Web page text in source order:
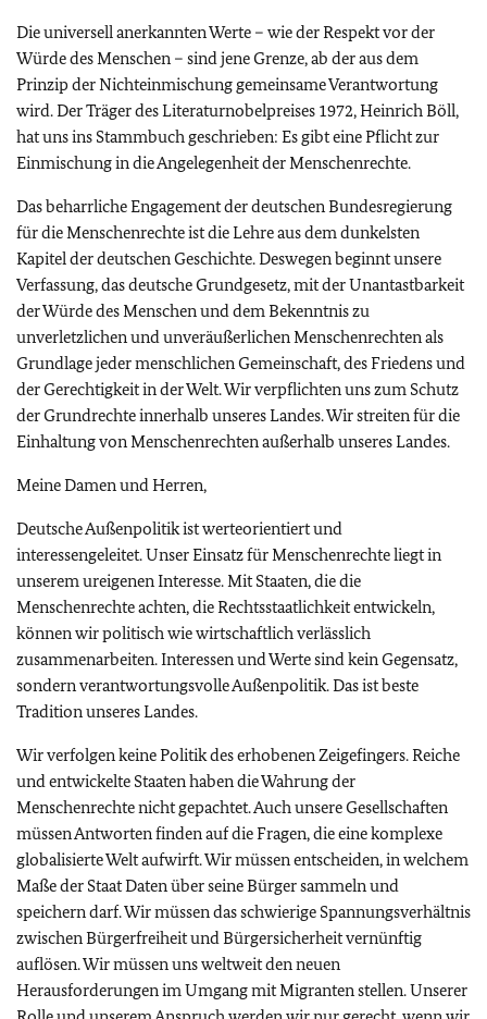
Die universell anerkannten Werte – wie der Respekt vor der
Würde des Menschen – sind jene Grenze, ab der aus dem
Prinzip der Nichteinmischung gemeinsame Verantwortung
wird. Der Träger des Literaturnobelpreises 1972, Heinrich Böll,
hat uns ins Stammbuch geschrieben: Es gibt eine Pflicht zur
Einmischung in die Angelegenheit der Menschenrechte.
Das beharrliche Engagement der deutschen Bundesregierung
für die Menschenrechte ist die Lehre aus dem dunkelsten
Kapitel der deutschen Geschichte. Deswegen beginnt unsere
Verfassung, das deutsche Grundgesetz, mit der Unantastbarkeit
der Würde des Menschen und dem Bekenntnis zu
unverletzlichen und unveräußerlichen Menschenrechten als
Grundlage jeder menschlichen Gemeinschaft, des Friedens und
der Gerechtigkeit in der Welt. Wir verpflichten uns zum Schutz
der Grundrechte innerhalb unseres Landes. Wir streiten für die
Einhaltung von Menschenrechten außerhalb unseres Landes.
Meine Damen und Herren,
Deutsche Außenpolitik ist werteorientiert und
interessengeleitet. Unser Einsatz für Menschenrechte liegt in
unserem ureigenen Interesse. Mit Staaten, die die
Menschenrechte achten, die Rechtsstaatlichkeit entwickeln,
können wir politisch wie wirtschaftlich verlässlich
zusammenarbeiten. Interessen und Werte sind kein Gegensatz,
sondern verantwortungsvolle Außenpolitik. Das ist beste
Tradition unseres Landes.
Wir verfolgen keine Politik des erhobenen Zeigefingers. Reiche
und entwickelte Staaten haben die Wahrung der
Menschenrechte nicht gepachtet. Auch unsere Gesellschaften
müssen Antworten finden auf die Fragen, die eine komplexe
globalisierte Welt aufwirft. Wir müssen entscheiden, in welchem
Maße der Staat Daten über seine Bürger sammeln und
speichern darf. Wir müssen das schwierige Spannungsverhältnis
zwischen Bürgerfreiheit und Bürgersicherheit vernünftig
auflösen. Wir müssen uns weltweit den neuen
Herausforderungen im Umgang mit Migranten stellen. Unserer